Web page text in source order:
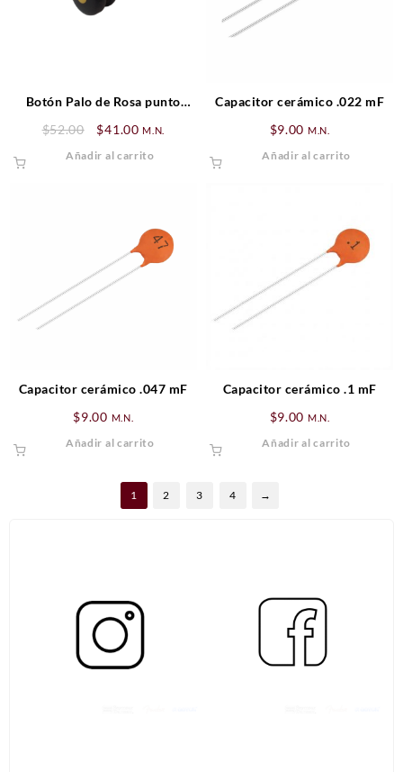
Botón Palo de Rosa punto
$52.00
Original
$41.00Current
M.N.
Añadir al carrito
Capacitor cerámico .022 mF
$9.00 M.N.
Añadir al carrito
Capacitor cerámico .047 mF
$9.00 M.N.
Añadir al carrito
Capacitor cerámico .1 mF
$9.00 M.N.
Añadir al carrito
1 2 3 4 →